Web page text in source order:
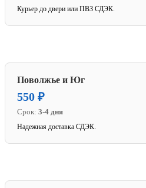
Курьер до двери или ПВЗ СДЭК.
Поволжье и Юг
550 ₽
Срок: 3-4 дня
Надежная доставка СДЭК.